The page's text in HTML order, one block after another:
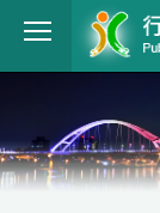
跳到主要內容